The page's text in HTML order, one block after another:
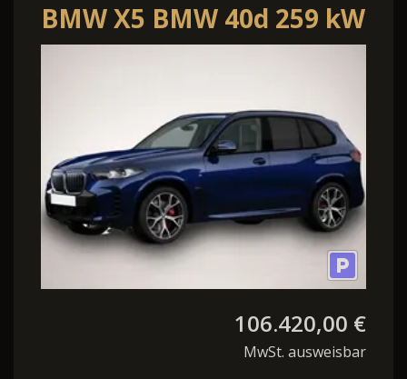
BMW X5 BMW 40d 259 kW
(352 PS) 8-Gang
106.420,00 €
MwSt. ausweisbar